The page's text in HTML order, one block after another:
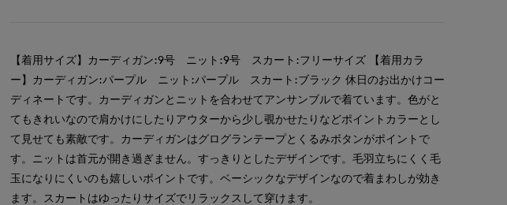
【着用サイズ】カーディガン:9号 ニット:9号 スカート:フリーサイズ 【着用カラ
ー】カーディガン:パープル ニット:パープル スカート:ブラック 休日のお出かけコー
ディネートです。カーディガンとニットを合わせてアンサンブルで着ています。色がと
てもきれいなので肩かけにしたりアウターから少し覗かせたりなどポイントカラーとし
て見せても素敵です。カーディガンはグログランテープとくるみボタンがポイントで
す。ニットは首元が開き過ぎません。すっきりとしたデザインです。毛羽立ちにくく毛
玉になりにくいのも嬉しいポイントです。ベーシックなデザインなので着まわしが効き
ます。スカートはゆったりサイズでリラックスして穿けます。